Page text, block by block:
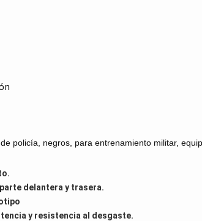
policía, negros, para entrenamiento militar,
delantera y trasera.
y resistencia al desgaste.